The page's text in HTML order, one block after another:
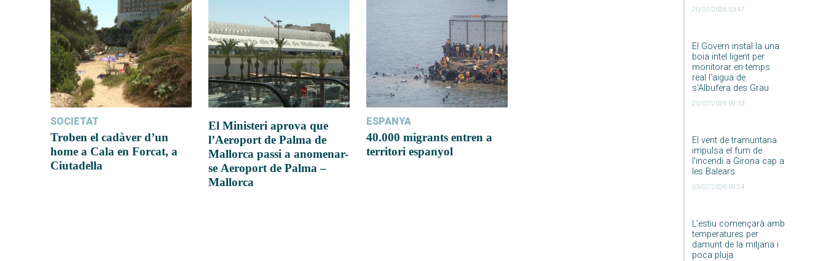
20/07/2026 03:47
El Govern instal·la una
boia intel·ligent per
monitorar en temps
real l’aigua de
s’Albufera des Grau
20/07/2026 09:33
El vent de tramuntana
impulsa el fum de
l’incendi a Girona cap a
les Balears
03/07/2026 09:24
L’estiu començarà amb
temperatures per
damunt de la mitjana i
poca pluja
SOCIETAT
Troben el cadàver d’un
home a Cala en Forcat, a
Ciutadella
El Ministeri aprova que
l’Aeroport de Palma de
Mallorca passi a anomenar-
se Aeroport de Palma –
Mallorca
ESPANYA
40.000 migrants entren a
territori espanyol